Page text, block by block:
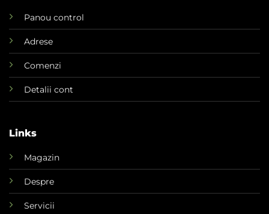
Panou control
Adrese
Comenzi
Detalii cont
Links
Magazin
Despre
Servicii